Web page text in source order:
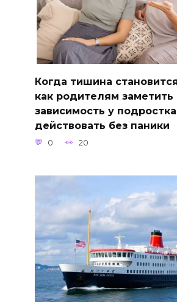
Когда тишина
как родителям заметить
зависимость у
действовать без паники
0 20